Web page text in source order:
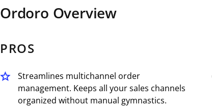
Ordoro Overview
PROS
Streamlines multichannel order
management. Keeps all your sales channels
organized without manual gymnastics.